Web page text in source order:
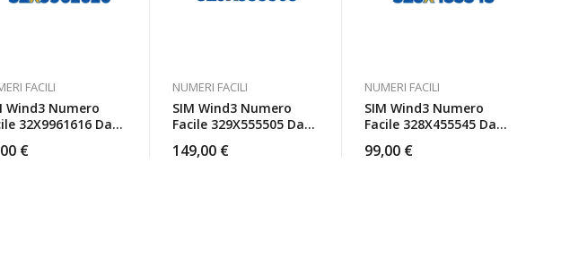
FACILI
Wind3 Numero
32X9961616 Da
€
NUMERI FACILI
SIM Wind3 Numero
Facile 329X555505 Da
149,00 €
NUMERI FACILI
SIM Wind3 Numero
Facile 328X455545 Da
99,00 €